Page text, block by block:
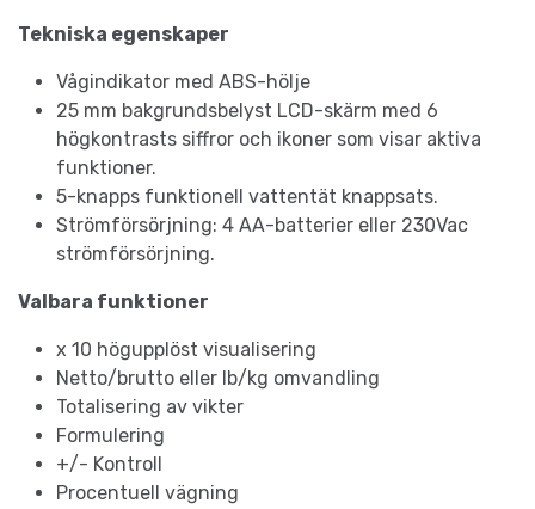
Tekniska egenskaper
Vågindikator med ABS-hölje
25 mm bakgrundsbelyst LCD-skärm med 6
högkontrasts siffror och ikoner som visar aktiva
funktioner.
5-knapps funktionell vattentät knappsats.
Strömförsörjning: 4 AA-batterier eller 230Vac
strömförsörjning.
Valbara funktioner
x 10 högupplöst visualisering
Netto/brutto eller lb/kg omvandling
Totalisering av vikter
Formulering
+/- Kontroll
Procentuell vägning